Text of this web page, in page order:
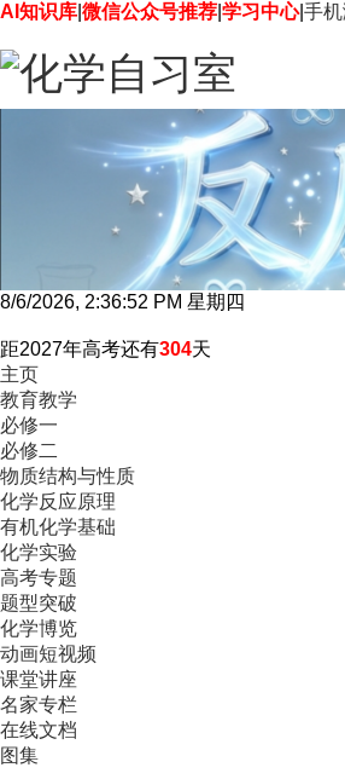
AI知识库 微信公众号推荐 学习中心|手
8/6/2026, 2:36:53 PM 星期四
距2027年高考还有304天
主页
教育教学
必修一
必修二
物质结构与性质
化学反应原理
有机化学基础
化学实验
高考专题
题型突破
化学博览
动画短视频
课堂讲座
名家专栏
在线文档
图集